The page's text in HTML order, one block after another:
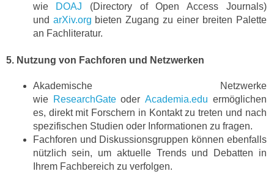
wie DOAJ (Directory of Open Access Journals)
und arXiv.org bieten Zugang zu einer breiten Palette
an Fachliteratur.
5. Nutzung von Fachforen und Netzwerken
Akademische Netzwerke
wie ResearchGateoder Academia.edu ermöglichen
es, direkt mit Forschern in Kontakt zu treten und nach
spezifischen Studien oder Informationen zu fragen.
Fachforen und Diskussionsgruppen können ebenfalls
nützlich sein, um aktuelle Trends und Debatten in
Ihrem Fachbereich zu verfolgen.